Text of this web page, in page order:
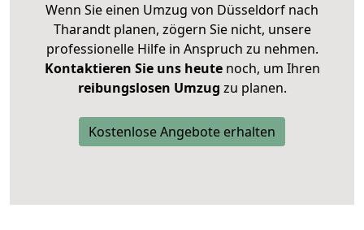
Wenn Sie einen Umzug von Düsseldorf nach
Tharandt planen, zögern Sie nicht, unsere
professionelle Hilfe in Anspruch zu nehmen.
Kontaktieren Sie uns heutenoch, um Ihren
reibungslosen Umzug zu planen.
Kostenlose Angebote erhalten